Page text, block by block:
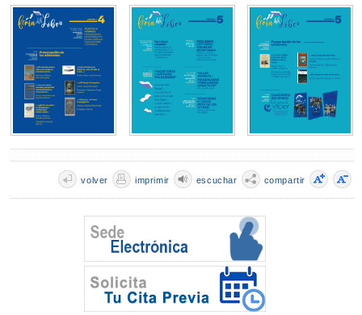
compartir
escuchar
imprimir
volver